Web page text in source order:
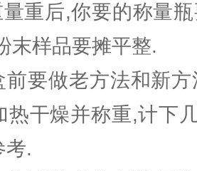
重后,你要的称量
末样品要摊平整.
前要做老方法和新
热干燥并称重,计下
考.